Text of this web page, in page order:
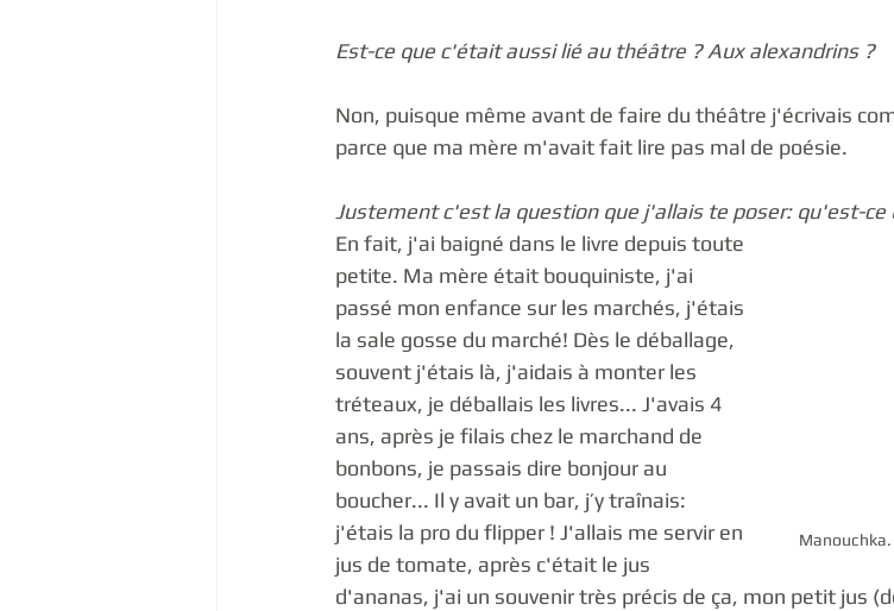
Est-ce que c'était aussi lié au théâtre ? Aux alexandrins ?
Non, puisque même avant de faire du théâtre j'écrivais
parce que ma mère m'avait fait lire pas mal de poésie.
Justement c'est la question que j'allais te poser: qu'est-ce
En fait, j'ai baigné dans le livre depuis toute
petite. Ma mère était bouquiniste, j'ai
passé mon enfance sur les marchés, j'étais
la sale gosse du marché! Dès le déballage,
souvent j'étais là, j'aidais à monter les
tréteaux, je déballais les livres... J'avais 4
ans, après je filais chez le marchand de
bonbons, je passais dire bonjour au
boucher... Il y avait un bar, j’y traînais:
j'étais la pro du flipper ! J'allais me servir en
jus de tomate, après c'était le jus
d'ananas, j'ai un souvenir très précis de ça, mon petit jus